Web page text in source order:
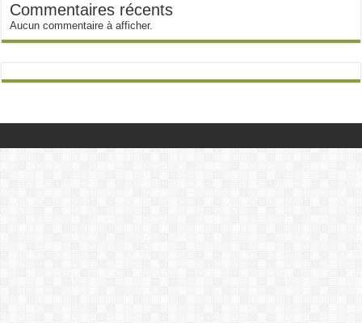
Commentaires récents
Aucun commentaire à afficher.